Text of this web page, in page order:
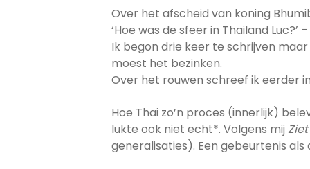
Over het afscheid van koning
‘Hoe was de sfeer in Thailand Luc?’
Ik begon drie keer te schrijven
moest het bezinken.
Over het rouwen schreef ik eerder
Hoe Thai zo’n proces (innerlijk)
lukte ook niet echt*. Volgens mij
generalisaties). Een gebeurtenis